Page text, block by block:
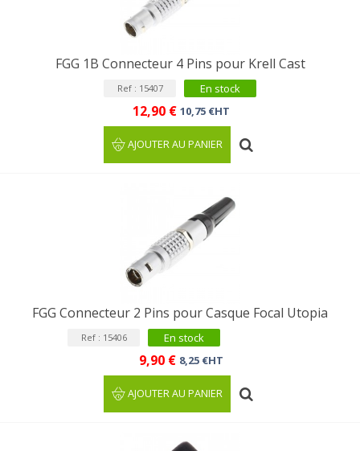
FGG 1B Connecteur 4 Pins pour Krell Cast
Ref : 15407 En stock
12,90 € 10,75 €HT
AJOUTER AU PANIER
FGG Connecteur 2 Pins pour Casque Focal Utopia
Ref : 15406 En stock
9,90 € 8,25 €HT
AJOUTER AU PANIER